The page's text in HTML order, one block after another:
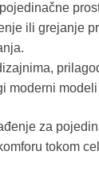
ili grejanje
za
tokom